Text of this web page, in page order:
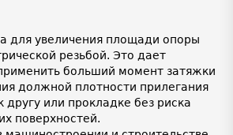
для увеличения площади опоры
резьбой. Это дает
больший момент затяжки
должной плотности прилегания
другу или прокладке без риска
поверхностей.